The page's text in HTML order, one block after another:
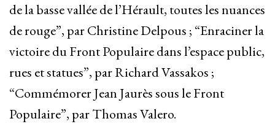
de la basse vallée de l’Hérault, toutes les nuances
de rouge”, par Christine Delpous ; “Enraciner la
victoire du Front Populaire dans l’espace public,
rues et statues”, par Richard Vassakos ;
“Commémorer Jean Jaurès sous le Front
Populaire”, par Thomas Valero.